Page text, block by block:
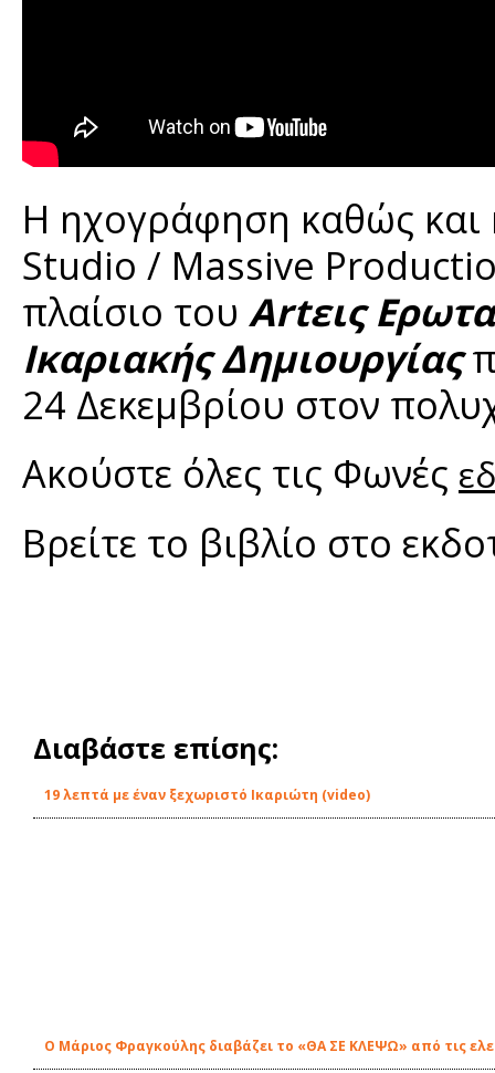
H ηχογράφηση καθώς και
Studio / Massive
πλαίσιο του Artεις
Ικαριακής Δημιουργίας
24 Δεκεμβρίου στον
Ακούστε όλες τις Φωνές
Βρείτε το βιβλίο στο
Διαβάστε επίσης:
19 λεπτά με έναν ξεχωριστό Ικαριώτη (video)
O Μάριος Φραγκούλης διαβάζει το «ΘΑ ΣΕ ΚΛΕΨΩ» από τις